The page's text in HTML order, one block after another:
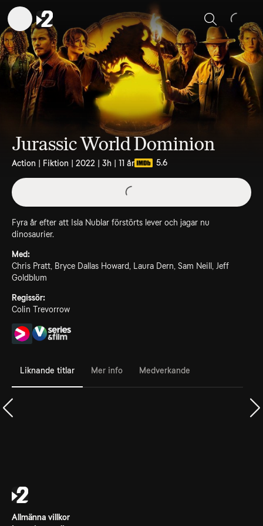
Sök
Jurassic World Dominion
Action | Fiktion | 2022 | 3h | 11 år 5.6
Fyra år efter att Isla Nublar förstörts lever och jagar nu
dinosaurier.
Med:
Chris Pratt, Bryce Dallas Howard, Laura Dern, Sam Neill, Jeff
Goldblum
Regissör:
Colin Trevorrow
Liknande titlar Mer info Medverkande
Allmänna villkor